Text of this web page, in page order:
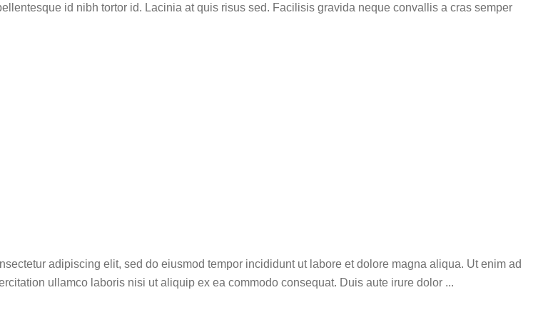
id nibh tortor id. Lacinia at quis risus sed. Facilisis gravida neque convallis a cras semper
adipiscing elit, sed do eiusmod tempor incididunt ut labore et dolore magna aliqua. Ut enim ad
ullamco laboris nisi ut aliquip ex ea commodo consequat. Duis aute irure dolor